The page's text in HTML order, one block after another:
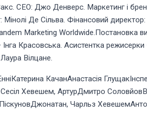
CEO: Джо Денверс. Маркетинг і
Де Сільва. Фінансовий
Marketing Worldwide.Постановка
Красовська. Асистентка
Вілцане.
КачанАнастасія
Хевешем, АртурДмитро
Чарльз